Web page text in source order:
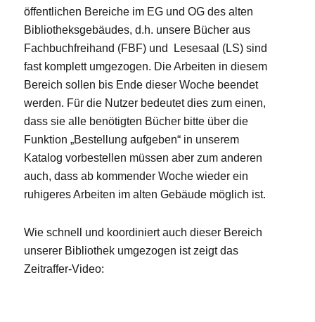
öffentlichen Bereiche im EG und OG des alten
Bibliotheksgebäudes, d.h. unsere Bücher aus
Fachbuchfreihand (FBF) und Lesesaal (LS) sind
fast komplett umgezogen. Die Arbeiten in diesem
Bereich sollen bis Ende dieser Woche beendet
werden. Für die Nutzer bedeutet dies zum einen,
dass sie alle benötigten Bücher bitte über die
Funktion „Bestellung aufgeben“ in unserem
Katalog vorbestellen müssen aber zum anderen
auch, dass ab kommender Woche wieder ein
ruhigeres Arbeiten im alten Gebäude möglich ist.
Wie schnell und koordiniert auch dieser Bereich
unserer Bibliothek umgezogen ist zeigt das
Zeitraffer-Video: